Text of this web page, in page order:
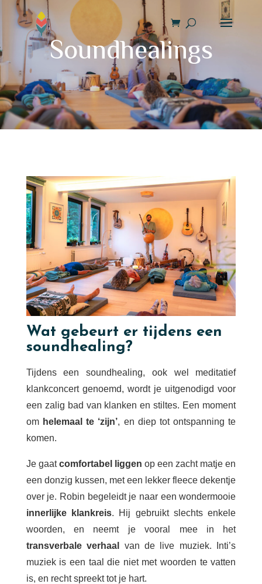
Soundhealings
Wat gebeurt er tijdens een
soundhealing?
Tijdens een soundhealing, ook wel meditatief
klankconcert genoemd, wordt je uitgenodigd voor
een zalig bad van klanken en stiltes. Een moment
om helemaal te ‘zijn’, en diep tot ontspanning te
komen.
Je gaatcomfortabel liggen op een zacht matje en
een donzig kussen, met een lekker fleece dekentje
over je. Robin begeleidt je naar een wondermooie
innerlijke klankreis. Hij gebruikt slechts enkele
woorden, en neemt je vooral mee in het
transverbale verhaal
van de live muziek. Inti’s
muziek is een taal die niet met woorden te vatten
is, en recht spreekt tot je hart.